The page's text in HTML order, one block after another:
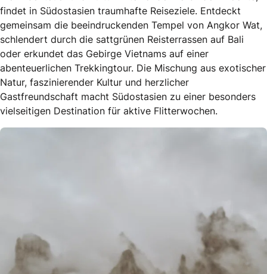
findet in Südostasien traumhafte Reiseziele. Entdeckt
gemeinsam die beeindruckenden Tempel von Angkor Wat,
schlendert durch die sattgrünen Reisterrassen auf Bali
oder erkundet das Gebirge Vietnams auf einer
abenteuerlichen Trekkingtour. Die Mischung aus exotischer
Natur, faszinierender Kultur und herzlicher
Gastfreundschaft macht Südostasien zu einer besonders
vielseitigen Destination für aktive Flitterwochen.